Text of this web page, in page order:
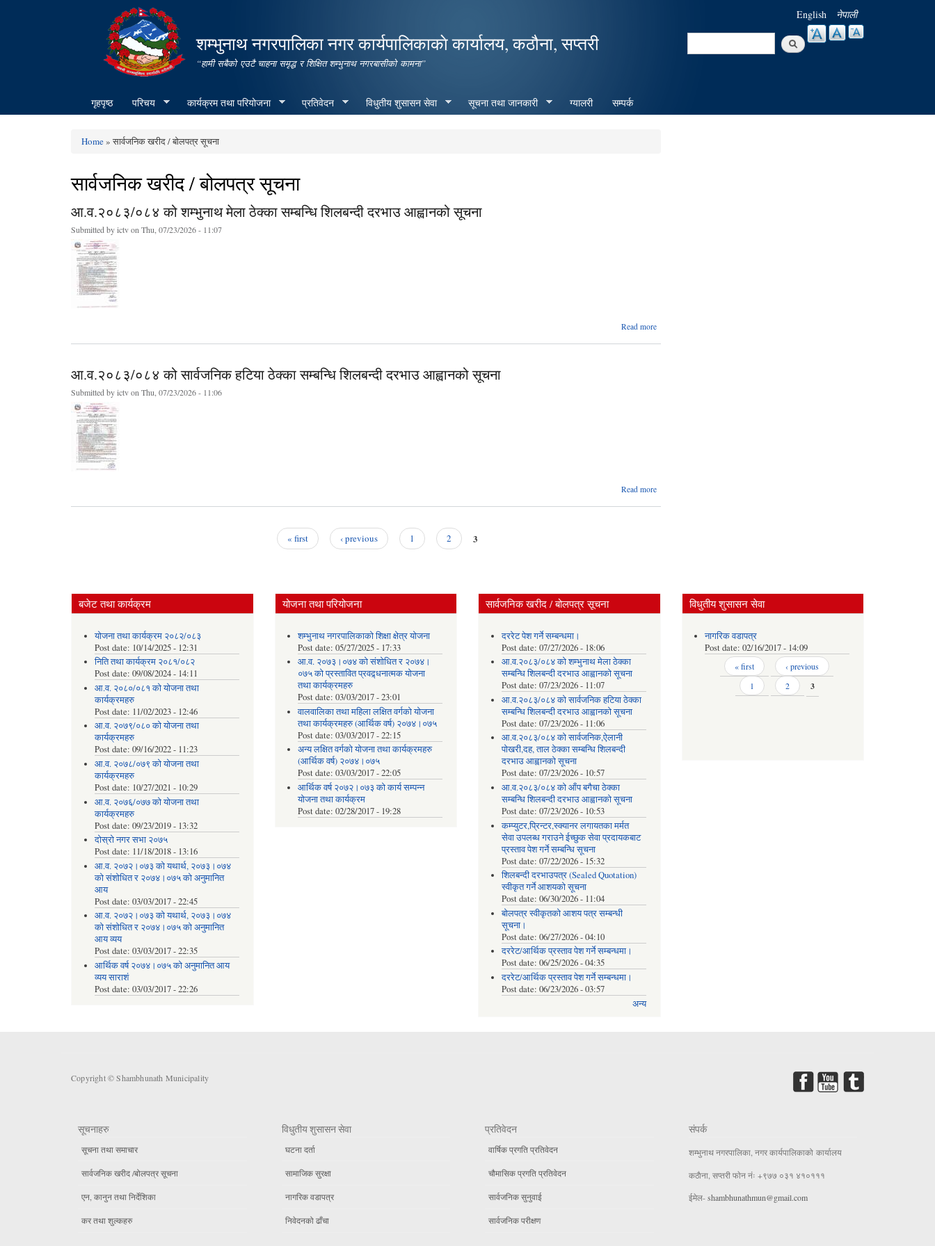
content
शम्भुनाथ नगरपालिका नगर कार्यपालिकाकाे कार्यालय, कठौना, सप्तरी
“हामी सबैको एउटै चाहना समृद्ध र शिक्षित शम्भुनाथ नगरबासीको कामना”
English नेपाली
Search
गृहपृष्ठ परिचय कार्यक्रम तथा परियोजना प्रतिवेदन विधुतीय शुसासन सेवा सूचना तथा जानकारी ग्यालरी सम्पर्क
Home» सार्वजनिक खरीद / बोलपत्र सूचना
सार्वजनिक खरीद / बोलपत्र सूचना
आ.व.२०८३/०८४ को शम्भुनाथ मेला ठेक्का सम्बन्धि शिलबन्दी दरभाउ आह्वानको सूचना
Submitted byictvon Thu, 07/23/2026 - 11:07
Read more
आ.व.२०८३/०८४ को सार्वजनिक हटिया ठेक्का सम्बन्धि शिलबन्दी दरभाउ आह्वानको सूचना
Submitted byictvon Thu, 07/23/2026 - 11:06
Read more
« first ‹ previous 1 2 3
बजेट तथा कार्यक्रम
योजना तथा कार्यक्रम २०८२/०८३
Post date: 10/14/2025 - 12:31
निति तथा कार्यक्रम २०८१/०८२
Post date: 09/08/2024 - 14:11
आ.व. २०८०/०८१ को योजना तथा
कार्यक्रमहरु
Post date: 11/02/2023 - 12:46
आ.व. २०७९/०८० को योजना तथा
कार्यक्रमहरु
Post date: 09/16/2022 - 11:23
आ.व. २०७८/०७९ को योजना तथा
कार्यक्रमहरु
Post date: 10/27/2021 - 10:29
आ.व. २०७६/०७७ को योजना तथा
कार्यक्रमहरु
Post date: 09/23/2019 - 13:32
दोस्रो नगर सभा २०७५
Post date: 11/18/2018 - 13:16
आ.व. २०७२।०७३ को यथार्थ, २०७३।०७४
को संशोधित र २०७४।०७५ को अनुमानित
आय
Post date: 03/03/2017 - 22:45
आ.व. २०७२।०७३ को यथार्थ, २०७३।०७४
को संशोधित र २०७४।०७५ को अनुमानित
आय व्यय
Post date: 03/03/2017 - 22:35
आर्थिक वर्ष २०७४।०७५ को अनुमानित आय
व्यय साराशं
Post date: 03/03/2017 - 22:26
योजना तथा परियोजना
शम्भुनाथ नगरपालिकाको शिक्षा क्षेत्र योजना
Post date:05/27/2025 - 17:33
आ.व. २०७३।०७४ को संशोधित र २०७४।
०७५ को प्रस्तावित प्रवद्र्धनात्मक योजना
तथा कार्यक्रमहरु
Post date:03/03/2017 - 23:01
वालवालिका तथा महिला लक्षित वर्गको योजना
तथा कार्यक्रमहरु (आर्थिक वर्ष) २०७४।०७५
Post date:03/03/2017 - 22:15
अन्य लक्षित वर्गको योजना तथा कार्यक्रमहरु
(आर्थिक वर्ष) २०७४।०७५
Post date:03/03/2017 - 22:05
आर्थिक वर्ष २०७२।०७३ को कार्य सम्पन्न
योजना तथा कार्यक्रम
Post date:02/28/2017 - 19:28
सार्वजनिक खरीद / बोलपत्र सूचना
दररेट पेश गर्ने सम्बन्धमा।
Post date: 07/27/2026 - 18:06
आ.व.२०८३/०८४ को शम्भुनाथ मेला ठेक्का
सम्बन्धि शिलबन्दी दरभाउ आह्वानको सूचना
Post date: 07/23/2026 - 11:07
आ.व.२०८३/०८४ को सार्वजनिक हटिया ठेक्का
सम्बन्धि शिलबन्दी दरभाउ आह्वानको सूचना
Post date: 07/23/2026 - 11:06
आ.व.२०८३/०८४ को सार्वजनिक,ऐलानी
पोखरी,दह, ताल ठेक्का सम्बन्धि शिलबन्दी
दरभाउ आह्वानको सूचना
Post date: 07/23/2026 - 10:57
आ.व.२०८३/०८४ को आँप बगैचा ठेक्का
सम्बन्धि शिलबन्दी दरभाउ आह्वानको सूचना
Post date: 07/23/2026 - 10:53
कम्प्युटर,प्रिन्टर,स्क्यानर लगायतका मर्मत
सेवा उपलब्ध गराउने ईच्छुक सेवा प्रदायकबाट
प्रस्ताव पेश गर्ने सम्बन्धि सूचना
Post date: 07/22/2026 - 15:32
शिलबन्दी दरभाउपत्र (Sealed Quotation)
स्वीकृत गर्ने आशयको सूचना
Post date: 06/30/2026 - 11:04
बोलपत्र स्वीकृतको आशय पत्र सम्बन्धी
सूचना।
Post date: 06/27/2026 - 04:10
दररेट/आर्थिक प्रस्ताव पेश गर्ने सम्बन्धमा।
Post date: 06/25/2026 - 04:35
दररेट/आर्थिक प्रस्ताव पेश गर्ने सम्बन्धमा।
Post date: 06/23/2026 - 03:57
अन्य
विधुतीय शुसासन सेवा
नागरिक वडापत्र
Post date:02/16/2017 - 14:09
Pages « first
‹ previous
1
2 3
Copyright © Shambhunath Municipality
सूचनाहरु
सूचना तथा समाचार
सार्वजनिक खरीद /बोलपत्र सूचना
एन, कानुन तथा निर्देशिका
कर तथा शुल्कहरु
विधुतीय शुसासन सेवा
घटना दर्ता
सामाजिक सुरक्षा
नागरिक वडापत्र
निवेदनको ढाँचा
प्रतिवेदन
वार्षिक प्रगति प्रतिवेदन
चौमासिक प्रगति प्रतिवेदन
सार्वजनिक सुनुवाई
सार्वजनिक परीक्षण
संपर्क
शम्भुनाथ नगरपालिका, नगर कार्यपालिकाको कार्यालय
कठाैना, सप्तरी फाेन नंः +९७७ ०३१ ४१०१११
ईमेल-shambhunathmun@gmail.com